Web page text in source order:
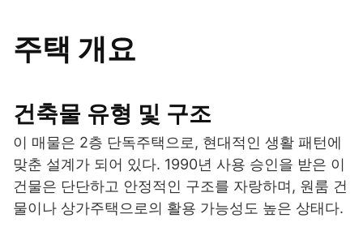
주택 개요
건축물 유형 및 구조
이 매물은 2층 단독주택으로, 현대적인 생활 패턴에
맞춘 설계가 되어 있다. 1990년 사용 승인을 받은 이
건물은 단단하고 안정적인 구조를 자랑하며, 원룸 건
물이나 상가주택으로의 활용 가능성도 높은 상태다.